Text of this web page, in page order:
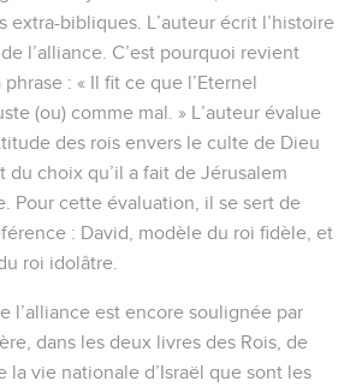
extra-bibliques. L’auteur écrit l’histoire
l’alliance. C’est pourquoi revient
: « Il fit ce que l’Eternel
(ou) comme mal. » L’auteur évalue
des rois envers le culte de Dieu
du choix qu’il a fait de Jérusalem
Pour cette évaluation, il se sert de
: David, modèle du roi fidèle, et
roi idolâtre.
l’alliance est encore soulignée par
dans les deux livres des Rois, de
la vie nationale d’Israël que sont les